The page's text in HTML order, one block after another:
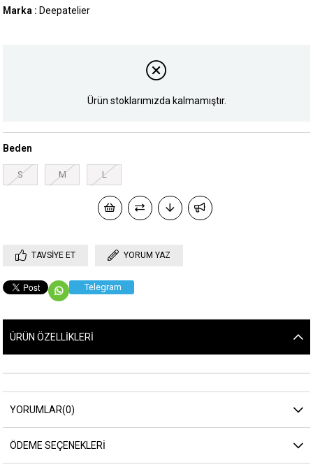
Marka : Deepatelier
Ürün stoklarımızda kalmamıştır.
Beden
S M L
TAVSIYE ET YORUM YAZ
Telegram
ÜRÜN ÖZELLIKLERI
YORUMLAR(0)
ÖDEME SEÇENEKLERI